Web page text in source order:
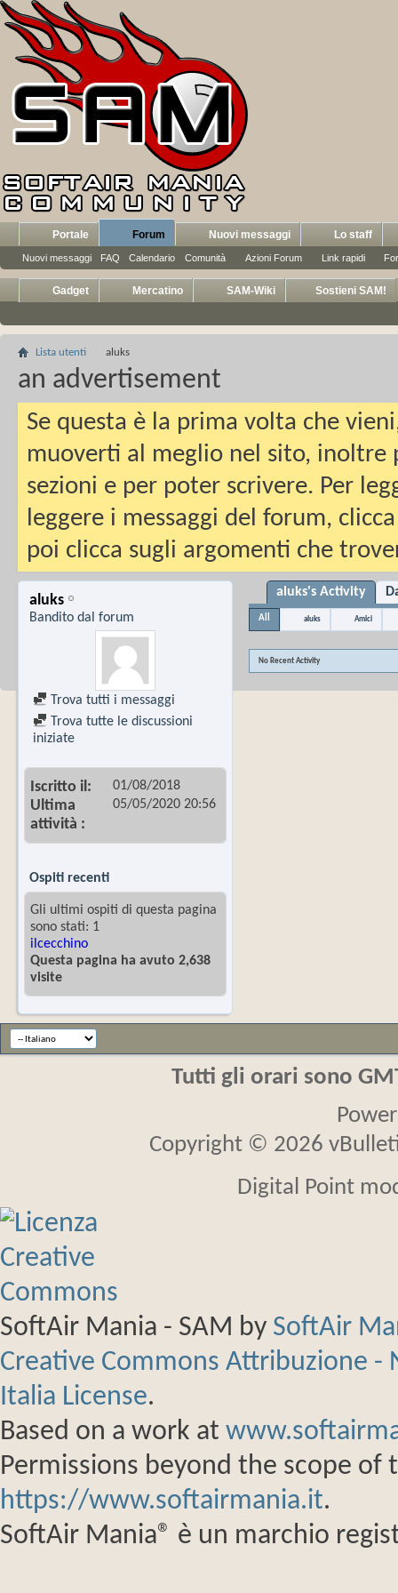
Portale Forum
Nuovi messaggi FAQ Calendario Comunità Azioni Forum Link rapidi
Nuovi messaggi Lo staff
Gadget Mercatino SAM-Wiki Sostieni SAM!
Lista utenti aluks
an advertisement
Se questa è la prima volta che
muoverti al meglio nel sito, inoltre
sezioni e per poter scrivere. Per
leggere i messaggi del forum,
poi clicca sugli argomenti che
aluks
Bandito dal forum
Trova tutti i messaggi
Trova tutte le discussioni
iniziate
Iscritto il 01/08/2018
Ultima
attività
05/05/2020 20:56
Ospiti recenti
Gli ultimi ospiti di questa pagina
sono stati: 1
ilcecchino
Questa pagina ha avuto 2,638
visite
aluks's Activity
All aluks Amici
No Recent Activity
Tutti gli orari sono
Copyright © 2026
Digital Point
SoftAir Mania - SAM by SoftAir
Creative Commons Attribuzione
Italia License.
Based on a work at
Permissions beyond the scope of
https://www.softairmania.it.
SoftAir Mania® è un marchio